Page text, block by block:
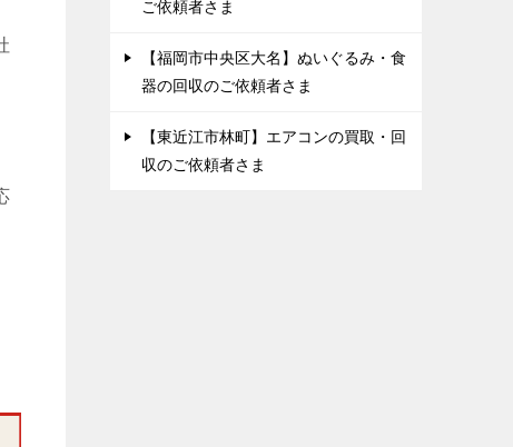
ご依頼者さま
【福岡市中央区大名】ぬいぐるみ・食
器の回収のご依頼者さま
【東近江市林町】エアコンの買取・回
収のご依頼者さま